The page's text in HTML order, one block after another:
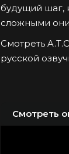
будущий шаг,
сложными
Смотреть
русской
Смотреть